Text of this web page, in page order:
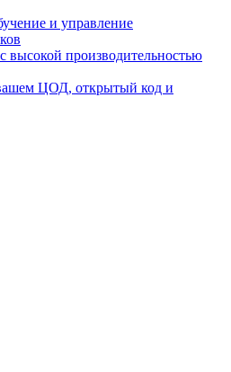
и управление
высокой производительностью
ЦОД, открытый код и